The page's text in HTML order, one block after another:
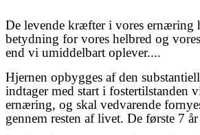
De levende kræfter i vores ernæring
betydning for vores helbred og
end vi umiddelbart oplever....
Hjernen opbygges af den
indtager med start i fostertilstanden
ernæring, og skal vedvarende
gennem resten af livet. De første 7